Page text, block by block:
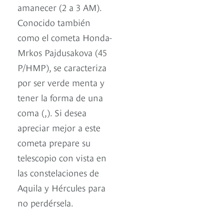
amanecer (2 a 3 AM).
Conocido también
como el cometa Honda-
Mrkos Pajdusakova (45
P/HMP), se caracteriza
por ser verde menta y
tener la forma de una
coma (,). Si desea
apreciar mejor a este
cometa prepare su
telescopio con vista en
las constelaciones de
Aquila y Hércules para
no perdérsela.